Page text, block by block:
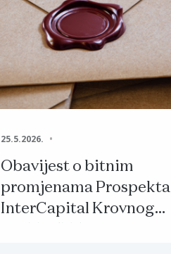
25.5.2026.
Obavijest o bitnim
promjenama Prospekta
InterCapital Krovnog